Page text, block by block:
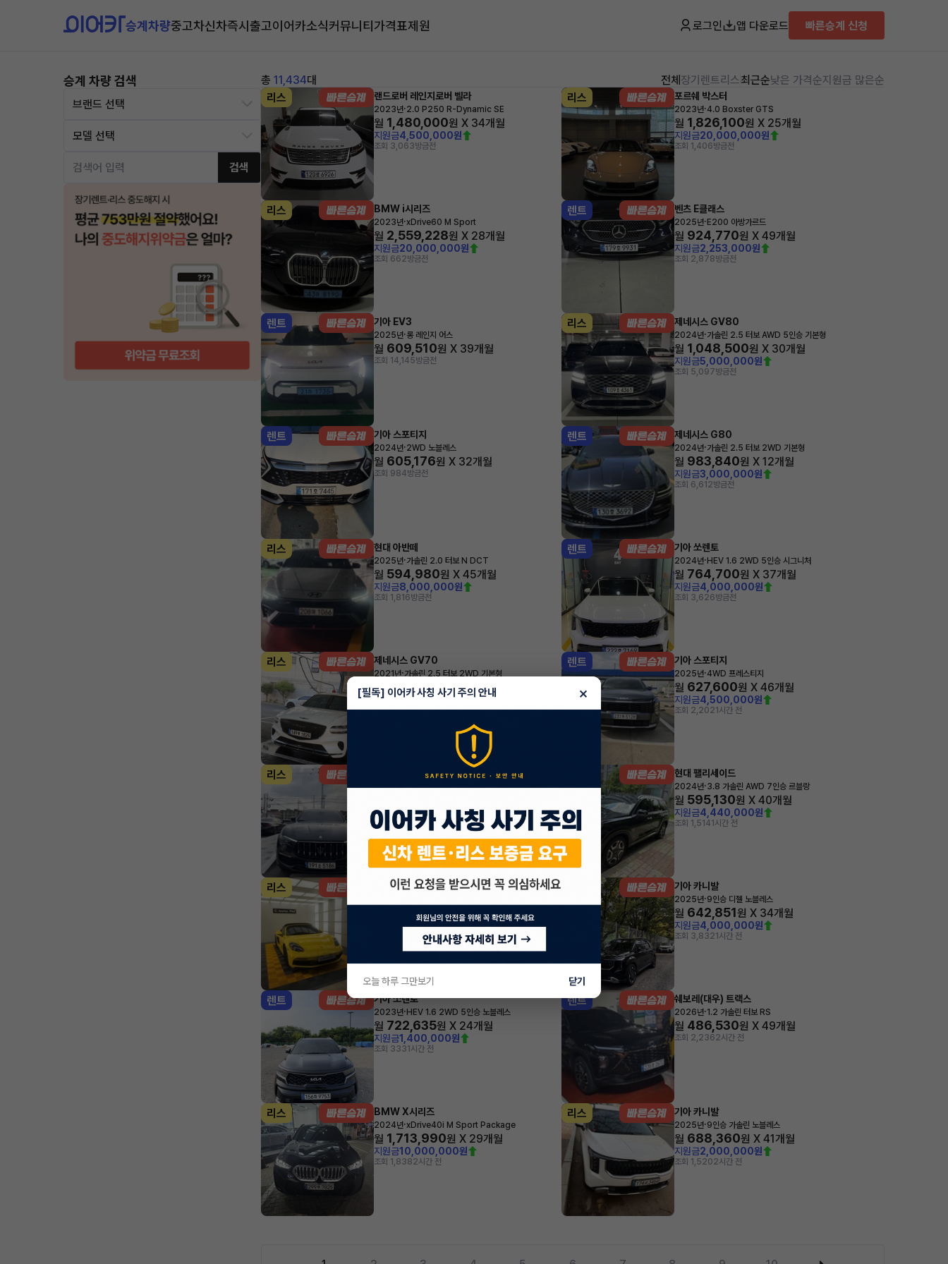
승계차량중고차신차즉시출고이어카소식커뮤니티가격표제원 로그인 앱 다운로드 빠른승계 신청
승계 차량 검색
검색
총 11,434대 전체 장기렌트리스최근순낮은 가격순지원금 많은순
리스
랜드로버 레인지로버 벨라
2023년·2.0 P250 R-Dynamic SE
월 1,480,000원 X 34개월
지원금4,500,000원
조회 3,063방금전
리스 포르쉐 박스터
2023년·4.0 Boxster GTS
월 1,826,100원 X 25개월
지원금20,000,000원
조회 1,406방금전
리스 BMW i시리즈
2023년·xDrive60 M Sport
월 2,559,228원 X 28개월
지원금20,000,000원
조회 662방금전
렌트 벤츠 E클래스
2025년· E200 아방가르드
월 924,770원 X 49개월
지원금2,253,000원
조회 2,878방금전
렌트 기아 EV3
2025년·롱 레인지 어스
월 609,510원 X 39개월
조회 14,145방금전
리스 제네시스 GV80
2024년·가솔린 2.5 터보 AWD 5인승 기본형
월 1,048,500원 X 30개월
지원금5,000,000원
조회 5,097방금전
렌트 기아 스포티지
2024년·2WD 노블레스
월 605,176원 X 32개월
조회 984방금전
렌트 제네시스 G80
2024년·가솔린 2.5 터보 2WD 기본형
월 983,840원 X 12개월
지원금3,000,000원
조회 6,612방금전
리스 현대 아반떼
2025년·가솔린 2.0 터보 N DCT
월 594,980원 X 45개월
지원금8,000,000원
조회 1,816방금전
렌트 기아 쏘렌토
2024년· HEV 1.6 2WD 5인승 시그니처
월 764,700원 X 37개월
지원금4,000,000원
조회 3,626방금전
리스 제네시스 GV70
2021년·가솔린 2.5 터보 2WD 기본형
월 829,200 원 X56 개월
지원금 7,000,000원
조회 3171시간 전
렌트 기아 스포티지
2025년·4WD 프레스티지
월 627,600원 X 46개월
지원금4,500,000원
조회 2,2021시간 전
리스 마세라티 르반떼
2022년·2.0 Hybrid GT
지원금31,860,000원
조회 7151시간 전
현대 팰리세이드
2024년·3.8 가솔린 AWD 7인승 르블랑
월 595,130원 X 40개월
지원금4,440,000원
조회 1,5141시간 전
리스 포르쉐 박스터
1,508,200원 X40개월
25,000,000원
1시간 전
기아 카니발
2025년·9인승 디젤 노블레스
월 642,851원 X 34개월
지원금4,000,000원
조회 3,8321시간 전
렌트 기아 쏘렌토
2023년· HEV 1.6 2WD 5인승 노블레스
월 722,635원 X 24개월
지원금1,400,000원
조회 3331시간 전
렌트 쉐보레(대우) 트랙스
2026년·1.2 가솔린 터보 RS
월 486,530원 X 49개월
조회 2,2362시간 전
리스 BMW X시리즈
2024년·xDrive40i M Sport Package
월 1,713,990원 X 29개월
지원금10,000,000원
조회 1,8382시간 전
리스 기아 카니발
2025년·9인승 가솔린 노블레스
월 688,360원 X 41개월
지원금2,000,000원
조회 1,5202시간 전
[필독] 이어카 사칭 사기 주의 안내 ×
오늘 하루 그만보기 닫기